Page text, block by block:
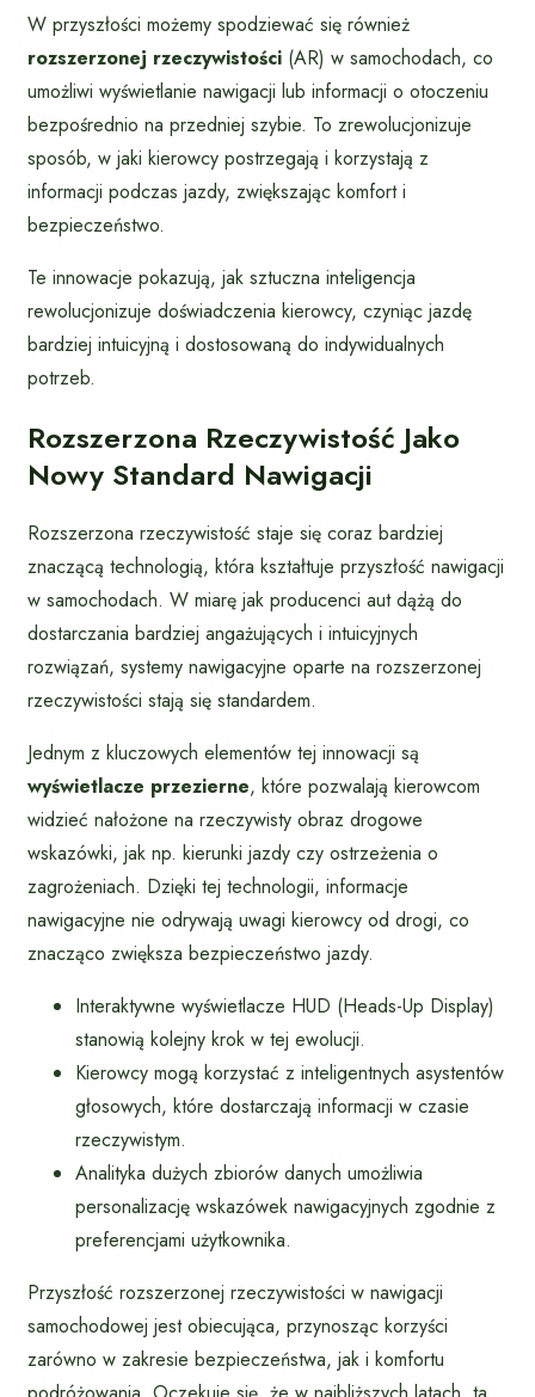
W przyszłości możemy spodziewać się również
rozszerzonej rzeczywistości (AR) w samochodach, co
umożliwi wyświetlanie nawigacji lub informacji o otoczeniu
bezpośrednio na przedniej szybie. To zrewolucjonizuje
sposób, w jaki kierowcy postrzegają i korzystają z
informacji podczas jazdy, zwiększając komfort i
bezpieczeństwo.
Te innowacje pokazują, jak sztuczna inteligencja
rewolucjonizuje doświadczenia kierowcy, czyniąc jazdę
bardziej intuicyjną i dostosowaną do indywidualnych
potrzeb.
Rozszerzona Rzeczywistość Jako
Nowy Standard Nawigacji
Rozszerzona rzeczywistość staje się coraz bardziej
znaczącą technologią, która kształtuje przyszłość nawigacji
w samochodach. W miarę jak producenci aut dążą do
dostarczania bardziej angażujących i intuicyjnych
rozwiązań, systemy nawigacyjne oparte na rozszerzonej
rzeczywistości stają się standardem.
Jednym z kluczowych elementów tej innowacji są
wyświetlacze przezierne, które pozwalają kierowcom
widzieć nałożone na rzeczywisty obraz drogowe
wskazówki, jak np. kierunki jazdy czy ostrzeżenia o
zagrożeniach. Dzięki tej technologii, informacje
nawigacyjne nie odrywają uwagi kierowcy od drogi, co
znacząco zwiększa bezpieczeństwo jazdy.
Interaktywne wyświetlacze HUD (Heads-Up Display)
stanowią kolejny krok w tej ewolucji.
Kierowcy mogą korzystać z inteligentnych asystentów
głosowych, które dostarczają informacji w czasie
rzeczywistym.
Analityka dużych zbiorów danych umożliwia
personalizację wskazówek nawigacyjnych zgodnie z
preferencjami użytkownika.
Przyszłość rozszerzonej rzeczywistości w nawigacji
samochodowej jest obiecująca, przynosząc korzyści
zarówno w zakresie bezpieczeństwa, jak i komfortu